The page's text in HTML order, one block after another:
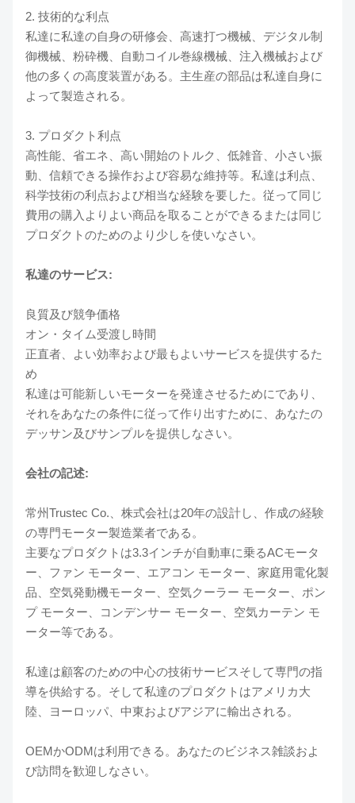
2. 技術的な利点
私達に私達の自身の研修会、高速打つ機械、デジタル制
御機械、粉砕機、自動コイル巻線機械、注入機械および
他の多くの高度装置がある。主生産の部品は私達自身に
よって製造される。
3. プロダクト利点
高性能、省エネ、高い開始のトルク、低雑音、小さい振
動、信頼できる操作および容易な維持等。私達は利点、
科学技術の利点および相当な経験を要した。従って同じ
費用の購入よりよい商品を取ることができるまたは同じ
プロダクトのためのより少しを使いなさい。
私達のサービス:
良質及び競争価格
オン・タイム受渡し時間
正直者、よい効率および最もよいサービスを提供するた
め
私達は可能新しいモーターを発達させるためにであり、
それをあなたの条件に従って作り出すために、あなたの
デッサン及びサンプルを提供しなさい。
会社の記述:
常州Trustec Co.、株式会社は20年の設計し、作成の経験
の専門モーター製造業者である。
主要なプロダクトは3.3インチが自動車に乗るACモータ
ー、ファン モーター、エアコン モーター、家庭用電化製
品、空気発動機モーター、空気クーラー モーター、ポン
プ モーター、コンデンサー モーター、空気カーテン モ
ーター等である。
私達は顧客のための中心の技術サービスそして専門の指
導を供給する。そして私達のプロダクトはアメリカ大
陸、ヨーロッパ、中東およびアジアに輸出される。
OEMかODMは利用できる。あなたのビジネス雑談およ
び訪問を歓迎しなさい。